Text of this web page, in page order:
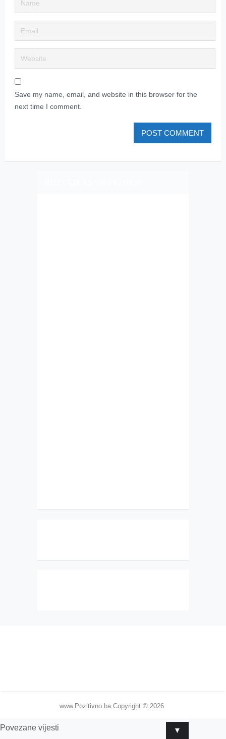
Save my name, email, and website in this browser for the
next time I comment.
www.Pozitivno.ba Copyright © 2026.
▼
Povezane vijesti